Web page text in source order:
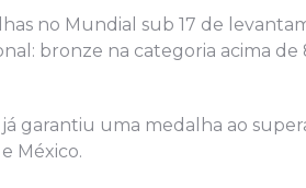
no Mundial sub 17 de
bronze na categoria acima
garantiu uma medalha ao
México.